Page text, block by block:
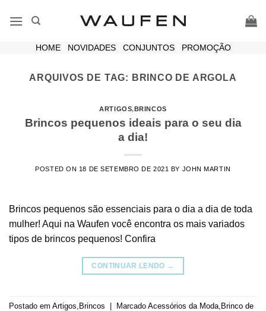
HOME| NOVIDADES| CONJUNTOS| PROMOÇÃO
ARQUIVOS DE TAG: BRINCO DE ARGOLA
ARTIGOS,BRINCOS
Brincos pequenos ideais para o seu dia
a dia!
POSTED ON 18 DE SETEMBRO DE 2021 BY JOHN MARTIN
Brincos pequenos são essenciais para o dia a dia de toda
mulher! Aqui na Waufen você encontra os mais variados
tipos de brincos pequenos! Confira
CONTINUAR LENDO →
Postado em Artigos Brincos Marcado Acessórios da Moda Brinco de